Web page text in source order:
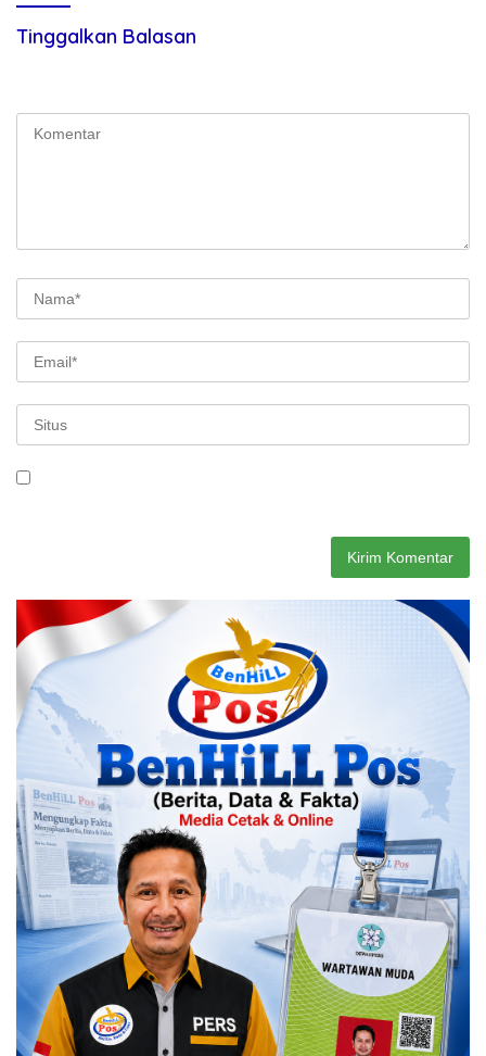
Tinggalkan Balasan